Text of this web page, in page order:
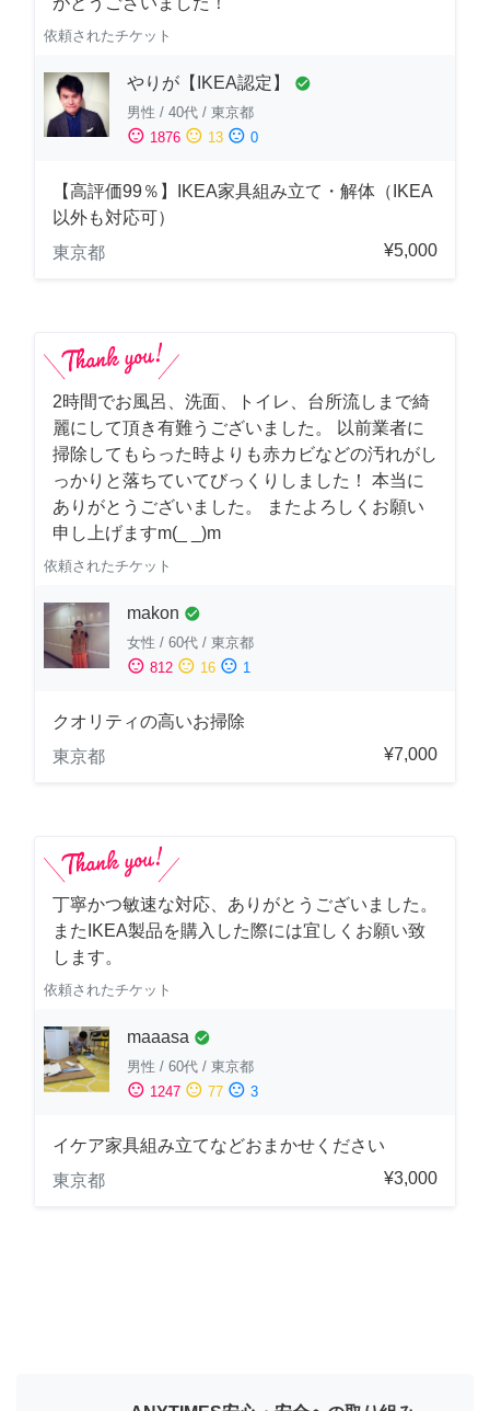
依頼されたチケット
やりが【IKEA認定】 check_circle
男性 / 40代 / 東京都
sentiment_satisfied 1876 sentiment_neutral 13 sentiment_dissatisfied 0
【高評価99％】IKEA家具組み立て・解体（IKEA
以外も対応可）
東京都
¥5,000
2時間でお風呂、洗面、トイレ、台所流しまで綺
麗にして頂き有難うございました。 以前業者に
掃除してもらった時よりも赤カビなどの汚れがし
っかりと落ちていてびっくりしました！ 本当に
ありがとうございました。 またよろしくお願い
申し上げますm(_ _)m
依頼されたチケット
makon check_circle
女性 / 60代 / 東京都
sentiment_satisfied 812 sentiment_neutral 16 sentiment_dissatisfied 1
クオリティの高いお掃除
東京都
¥7,000
丁寧かつ敏速な対応、ありがとうございました。
またIKEA製品を購入した際には宜しくお願い致
します。
依頼されたチケット
maaasa check_circle
男性 / 60代 / 東京都
sentiment_satisfied 1247 sentiment_neutral 77 sentiment_dissatisfied 3
イケア家具組み立てなどおまかせください
東京都
¥3,000